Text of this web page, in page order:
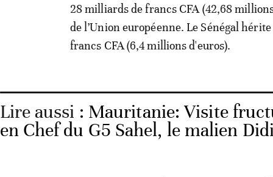
28 milliards de francs CFA (42,68
de l’Union européenne. Le Sénégal
francs CFA (6,4 millions d'euros).
Lire aussi : Mauritanie: Visite
en Chef du G5 Sahel, le malien